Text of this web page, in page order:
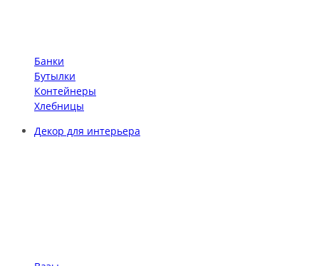
Банки
Бутылки
Контейнеры
Хлебницы
Декор для интерьера